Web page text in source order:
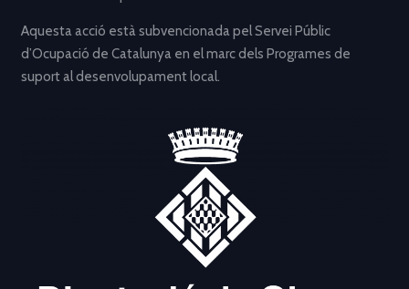
Aquesta acció està subvencionada pel Servei Públic
d’Ocupació de Catalunya en el marc dels Programes de
suport al desenvolupament local.